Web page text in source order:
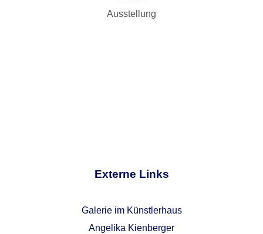
Ausstellung
Externe Links
Galerie im Künstlerhaus
Angelika Kienberger